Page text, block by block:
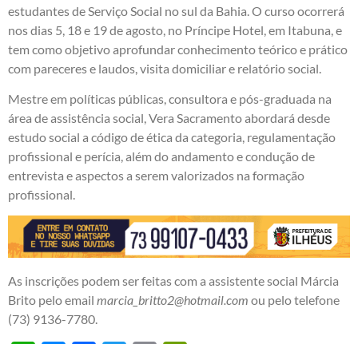
estudantes de Serviço Social no sul da Bahia. O curso ocorrerá
nos dias 5, 18 e 19 de agosto, no Príncipe Hotel, em Itabuna, e
tem como objetivo aprofundar conhecimento teórico e prático
com pareceres e laudos, visita domiciliar e relatório social.
Mestre em políticas públicas, consultora e pós-graduada na
área de assistência social, Vera Sacramento abordará desde
estudo social a código de ética da categoria, regulamentação
profissional e perícia, além do andamento e condução de
entrevista e aspectos a serem valorizados na formação
profissional.
As inscrições podem ser feitas com a assistente social Márcia
Brito pelo email marcia_britto2@hotmail.com ou pelo telefone
(73) 9136-7780.